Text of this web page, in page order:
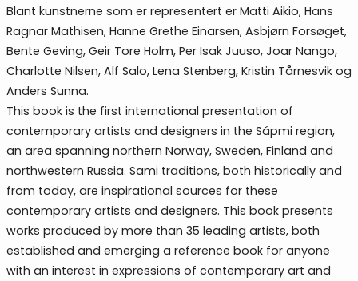
Blant kunstnerne som er representert er Matti Aikio, Hans
Ragnar Mathisen, Hanne Grethe Einarsen, Asbjørn Forsøget,
Bente Geving, Geir Tore Holm, Per Isak Juuso, Joar Nango,
Charlotte Nilsen, Alf Salo, Lena Stenberg, Kristin Tårnesvik og
Anders Sunna.
This book is the first international presentation of
contemporary artists and designers in the Sápmi region,
an area spanning northern Norway, Sweden, Finland and
northwestern Russia. Sami traditions, both historically and
from today, are inspirational sources for these
contemporary artists and designers. This book presents
works produced by more than 35 leading artists, both
established and emerging a reference book for anyone
with an interest in expressions of contemporary art and